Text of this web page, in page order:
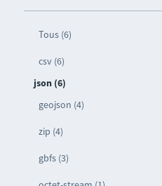
Tous (6)
csv (6)
json (6)
geojson (4)
zip (4)
gbfs (3)